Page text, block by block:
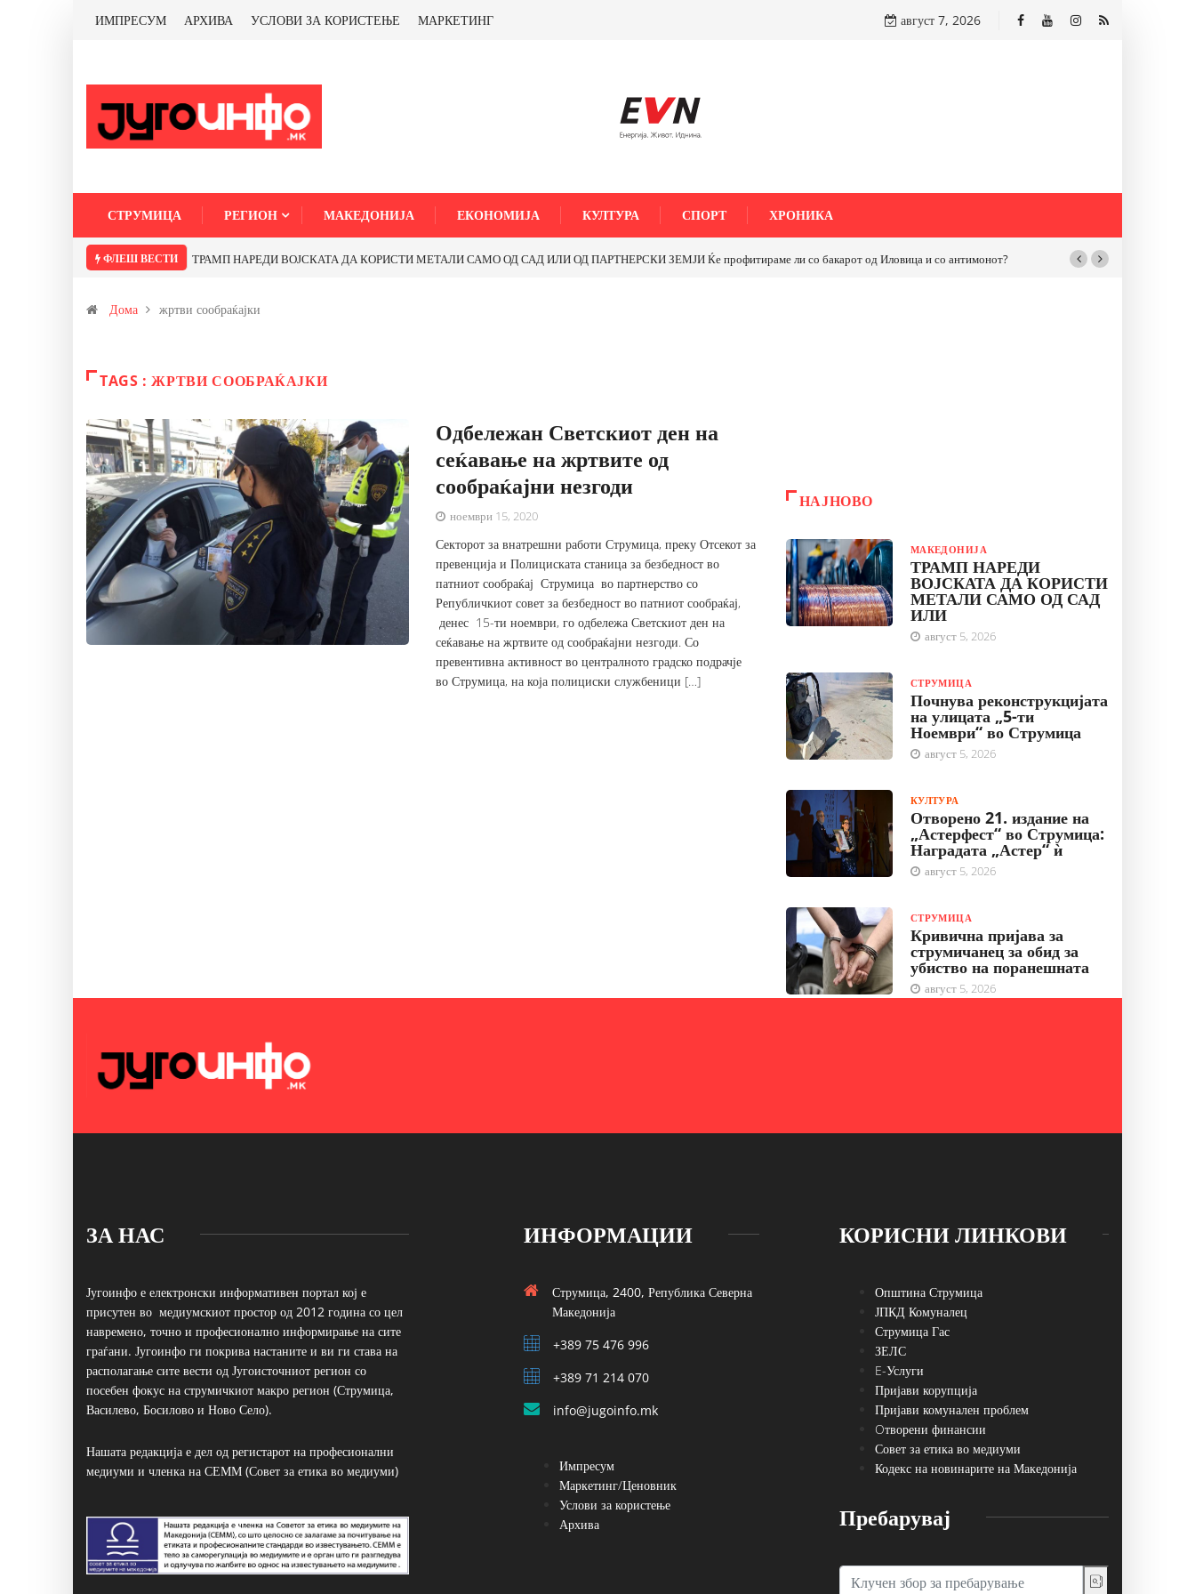
ИМПРЕСУМ АРХИВА УСЛОВИ ЗА КОРИСТЕЊЕ МАРКЕТИНГ август 7, 2026
СТРУМИЦА РЕГИОН МАКЕДОНИЈА ЕКОНОМИЈА КУЛТУРА СПОРТ ХРОНИКА
ФЛЕШ ВЕСТИ ТРАМП НАРЕДИ ВОЈСКАТА ДА КОРИСТИ МЕТАЛИ САМО ОД САД ИЛИ ОД ПАРТНЕРСКИ ЗЕМЈИ Ќе профитираме ли со бакарот од Иловица и со антимонот?
Дома жртви сообраќајки
TAGS : ЖРТВИ СООБРАЌАЈКИ
Одбележан Светскиот ден на
сеќавање на жртвите од
сообраќајни незгоди
ноември 15, 2020
Секторот за внатрешни работи Струмица, преку Отсекот за
превенција и Полициската станица за безбедност во
патниот сообраќај Струмица во партнерство со
Републичкиот совет за безбедност во патниот сообраќај,
денес 15-ти ноември, го одбележа Светскиот ден на
сеќавање на жртвите од сообраќајни незгоди. Со
превентивна активност во централното градско подрачје
во Струмица, на која полициски службеници […]
НАЈНОВО
МАКЕДОНИЈА
ТРАМП НАРЕДИ
ВОЈСКАТА ДА КОРИСТИ
МЕТАЛИ САМО ОД САД
ИЛИ
август 5, 2026
СТРУМИЦА
Почнува реконструкцијата
на улицата „5-ти
Ноември“ во Струмица
август 5, 2026
КУЛТУРА
Отворено 21. издание на
„Астерфест“ во Струмица:
Наградата „Астер“ ѝ
август 5, 2026
СТРУМИЦА
Кривична пријава за
струмичанец за обид за
убиство на поранешната
август 5, 2026
ЗА НАС
Југоинфо е електронски информативен портал кој е
присутен во медиумскиот простор од 2012 година со цел
навремено, точно и професионално информирање на сите
граѓани. Југоинфо ги покрива настаните и ви ги става на
располагање сите вести од Југоисточниот регион со
посебен фокус на струмичкиот макро регион (Струмица,
Василево, Босилово и Ново Село).
Нашата редакција е дел од регистарот на професионални
медиуми и членка на СЕММ (Совет за етика во медиуми)
ИНФОРМАЦИИ
Струмица, 2400, Република Северна
Македонија
+389 75 476 996
+389 71 214 070
info@jugoinfo.mk
Импресум
Маркетинг/Ценовник
Услови за користење
Архива
КОРИСНИ ЛИНКОВИ
Општина Струмица
ЈПКД Комуналец
Струмица Гас
ЗЕЛС
E-Услуги
Пријави корупција
Пријави комунален проблем
Oтворени финансии
Совет за етика во медиуми
Кодекс на новинарите на Македонија
Пребарувај